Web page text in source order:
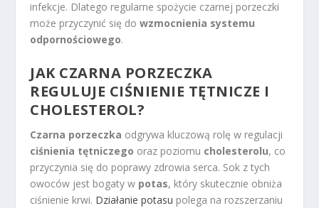
infekcje. Dlatego regularne spożycie czarnej porzeczki
może przyczynić się dowzmocnienia systemu
odpornościowego.
JAK CZARNA PORZECZKA
REGULUJE CIŚNIENIE TĘTNICZE I
CHOLESTEROL?
Czarna porzeczka odgrywa kluczową rolę w regulacji
ciśnienia tętniczego oraz poziomu cholesterolu, co
przyczynia się do poprawy zdrowia serca. Sok z tych
owoców jest bogaty w potas, który skutecznie obniża
ciśnienie krwi. Działanie potasu polega na rozszerzaniu